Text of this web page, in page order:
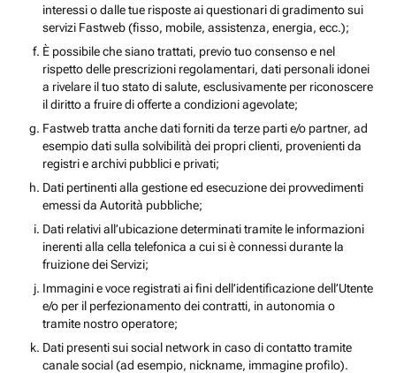
interessi o dalle tue risposte ai questionari di gradimento sui
servizi Fastweb (fisso, mobile, assistenza, energia, ecc.);
È possibile che siano trattati, previo tuo consenso e nel
rispetto delle prescrizioni regolamentari, dati personali idonei
a rivelare il tuo stato di salute, esclusivamente per riconoscere
il diritto a fruire di offerte a condizioni agevolate;
Fastweb tratta anche dati forniti da terze parti e/o partner, ad
esempio dati sulla solvibilità dei propri clienti, provenienti da
registri e archivi pubblici e privati;
Dati pertinenti alla gestione ed esecuzione dei provvedimenti
emessi da Autorità pubbliche;
Dati relativi all’ubicazione determinati tramite le informazioni
inerenti alla cella telefonica a cui si è connessi durante la
fruizione dei Servizi;
Immagini e voce registrati ai fini dell’identificazione dell’Utente
e/o per il perfezionamento dei contratti, in autonomia o
tramite nostro operatore;
Dati presenti sui social network in caso di contatto tramite
canale social (ad esempio, nickname, immagine profilo).